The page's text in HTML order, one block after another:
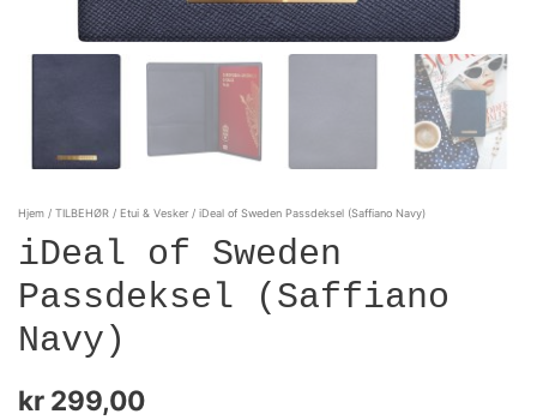
Hjem /TILBEHØR / Etui & Vesker / iDeal of Sweden Passdeksel (Saffiano Navy)
iDeal of Sweden
Passdeksel (Saffiano
Navy)
kr 299,00